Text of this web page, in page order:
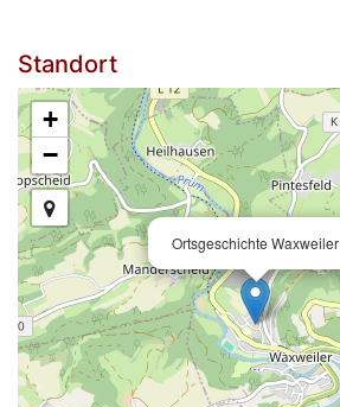
Standort
Ortsgeschichte Waxweiler
+
−